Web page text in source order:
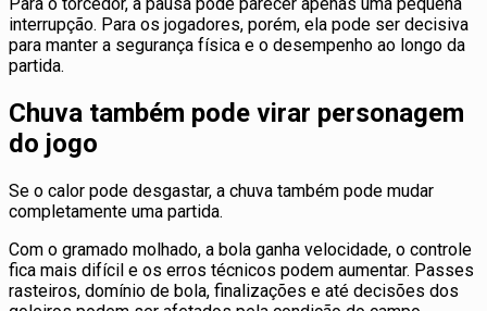
interrupção. Para os jogadores, porém, ela pode ser decisiva
para manter a segurança física e o desempenho ao longo da
partida.
Chuva também pode virar personagem
do jogo
Se o calor pode desgastar, a chuva também pode mudar
completamente uma partida.
Com o gramado molhado, a bola ganha velocidade, o controle
fica mais difícil e os erros técnicos podem aumentar. Passes
rasteiros, domínio de bola, finalizações e até decisões dos